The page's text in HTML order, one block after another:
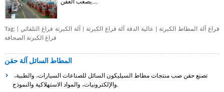
يصعب العفن....
Tag: فراغ آلة المطاط الكبرتة عالية الدقة آلة فراغ الكبرتة آلة الكبرتة فراغ التلقائي
فراغ الكبرتة الصحافة
المطاط السائل آلة حقن
والإلكترونيات، والمواد الاستهلاكية والنموذج.